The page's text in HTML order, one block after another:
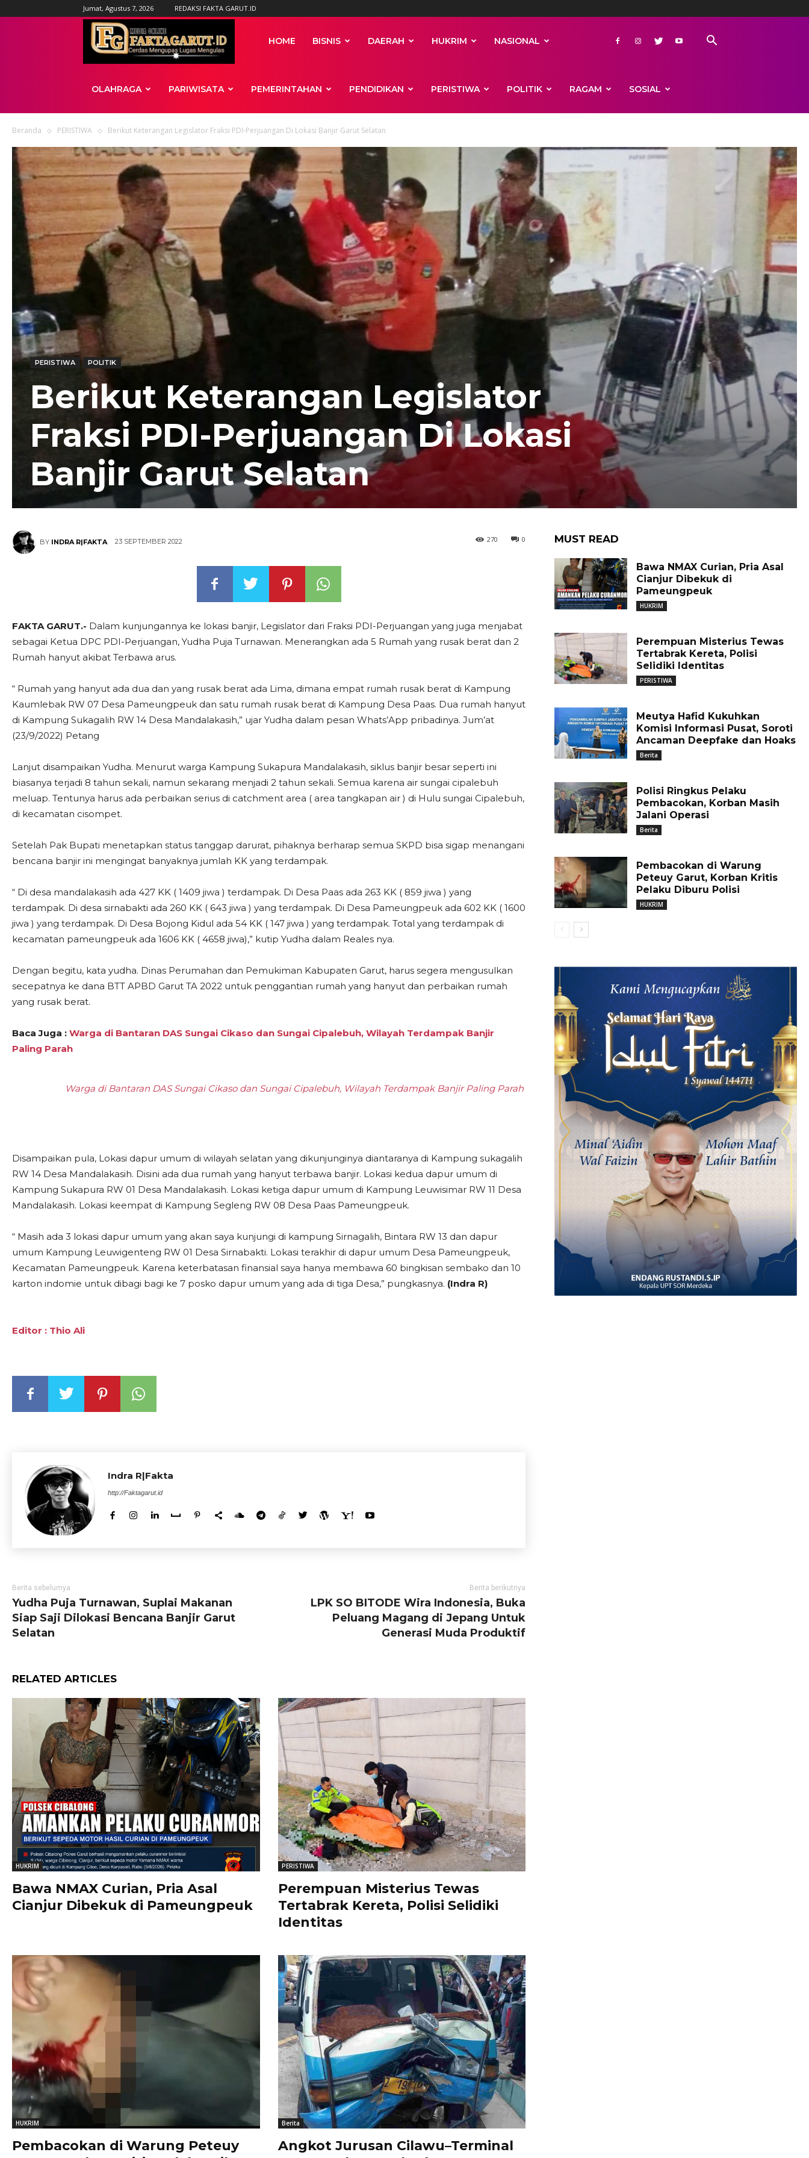
Jumat, Agustus 7, 2026 REDAKSI FAKTA GARUT.ID
HOME BISNIS DAERAH HUKRIM NASIONAL
OLAHRAGA PARIWISATA PEMERINTAHAN PENDIDIKAN PERISTIWA POLITIK RAGAM SOSIAL
Beranda PERISTIWA Berikut Keterangan Legislator Fraksi PDI-Perjuangan Di Lokasi Banjir Garut Selatan
PERISTIWA POLITIK
Berikut Keterangan Legislator
Fraksi PDI-Perjuangan Di Lokasi
Banjir Garut Selatan
BY INDRA R|FAKTA 23 SEPTEMBER 2022 0
270
FAKTA GARUT.- Dalam kunjungannya ke lokasi banjir, Legislator dari Fraksi PDI-Perjuangan yang juga menjabat
sebagai Ketua DPC PDI-Perjuangan, Yudha Puja Turnawan. Menerangkan ada 5 Rumah yang rusak berat dan 2
Rumah hanyut akibat Terbawa arus.
“ Rumah yang hanyut ada dua dan yang rusak berat ada Lima, dimana empat rumah rusak berat di Kampung
Kaumlebak RW 07 Desa Pameungpeuk dan satu rumah rusak berat di Kampung Desa Paas. Dua rumah hanyut
di Kampung Sukagalih RW 14 Desa Mandalakasih,” ujar Yudha dalam pesan Whats’App pribadinya. Jum’at
(23/9/2022) Petang
Lanjut disampaikan Yudha. Menurut warga Kampung Sukapura Mandalakasih, siklus banjir besar seperti ini
biasanya terjadi 8 tahun sekali, namun sekarang menjadi 2 tahun sekali. Semua karena air sungai cipalebuh
meluap. Tentunya harus ada perbaikan serius di catchment area ( area tangkapan air ) di Hulu sungai Cipalebuh,
di kecamatan cisompet.
Setelah Pak Bupati menetapkan status tanggap darurat, pihaknya berharap semua SKPD bisa sigap menangani
bencana banjir ini mengingat banyaknya jumlah KK yang terdampak.
“ Di desa mandalakasih ada 427 KK ( 1409 jiwa ) terdampak. Di Desa Paas ada 263 KK ( 859 jiwa ) yang
terdampak. Di desa sirnabakti ada 260 KK ( 643 jiwa ) yang terdampak. Di Desa Pameungpeuk ada 602 KK ( 1600
jiwa ) yang terdampak. Di Desa Bojong Kidul ada 54 KK ( 147 jiwa ) yang terdampak. Total yang terdampak di
kecamatan pameungpeuk ada 1606 KK ( 4658 jiwa),” kutip Yudha dalam Reales nya.
Dengan begitu, kata yudha. Dinas Perumahan dan Pemukiman Kabupaten Garut, harus segera mengusulkan
secepatnya ke dana BTT APBD Garut TA 2022 untuk penggantian rumah yang hanyut dan perbaikan rumah
yang rusak berat.
Baca Juga : Warga di Bantaran DAS Sungai Cikaso dan Sungai Cipalebuh, Wilayah Terdampak Banjir
Paling Parah
Warga di Bantaran DAS Sungai Cikaso dan Sungai Cipalebuh, Wilayah Terdampak Banjir Paling Parah
Disampaikan pula, Lokasi dapur umum di wilayah selatan yang dikunjunginya diantaranya di Kampung sukagalih
RW 14 Desa Mandalakasih. Disini ada dua rumah yang hanyut terbawa banjir. Lokasi kedua dapur umum di
Kampung Sukapura RW 01 Desa Mandalakasih. Lokasi ketiga dapur umum di Kampung Leuwisimar RW 11 Desa
Mandalakasih. Lokasi keempat di Kampung Segleng RW 08 Desa Paas Pameungpeuk.
“ Masih ada 3 lokasi dapur umum yang akan saya kunjungi di kampung Sirnagalih, Bintara RW 13 dan dapur
umum Kampung Leuwigenteng RW 01 Desa Sirnabakti. Lokasi terakhir di dapur umum Desa Pameungpeuk,
Kecamatan Pameungpeuk. Karena keterbatasan finansial saya hanya membawa 60 bingkisan sembako dan 10
karton indomie untuk dibagi bagi ke 7 posko dapur umum yang ada di tiga Desa,” pungkasnya. (Indra R)
Editor : Thio Ali
Indra R|Fakta
http://Faktagarut.id
Berita sebelumya
Yudha Puja Turnawan, Suplai Makanan
Siap Saji Dilokasi Bencana Banjir Garut
Selatan
Berita berikutnya
LPK SO BITODE Wira Indonesia, Buka
Peluang Magang di Jepang Untuk
Generasi Muda Produktif
RELATED ARTICLES
HUKRIM
Bawa NMAX Curian, Pria Asal
Cianjur Dibekuk di Pameungpeuk
PERISTIWA
Perempuan Misterius Tewas
Tertabrak Kereta, Polisi Selidiki
Identitas
HUKRIM
Pembacokan di Warung Peteuy
Berita
Angkot Jurusan Cilawu–Terminal
MUST READ
Bawa NMAX Curian, Pria Asal
Cianjur Dibekuk di
Pameungpeuk
HUKRIM
Perempuan Misterius Tewas
Tertabrak Kereta, Polisi
Selidiki Identitas
PERISTIWA
Meutya Hafid Kukuhkan
Komisi Informasi Pusat, Soroti
Ancaman Deepfake dan Hoaks
Berita
Polisi Ringkus Pelaku
Pembacokan, Korban Masih
Jalani Operasi
Berita
Pembacokan di Warung
Peteuy Garut, Korban Kritis
Pelaku Diburu Polisi
HUKRIM